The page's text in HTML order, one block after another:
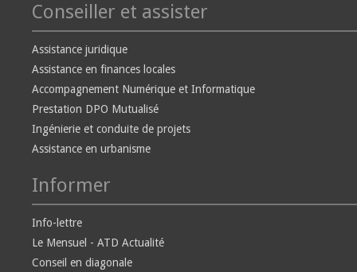
Conseiller et assister
Assistance juridique
Assistance en finances locales
Accompagnement Numérique et Informatique
Prestation DPO Mutualisé
Ingénierie et conduite de projets
Assistance en urbanisme
Informer
Info-lettre
Le Mensuel - ATD Actualité
Conseil en diagonale